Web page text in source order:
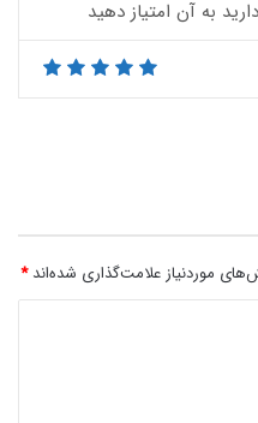
به آن امتیاز دهید
موردنیاز علامت‌گذاری شده‌اند*